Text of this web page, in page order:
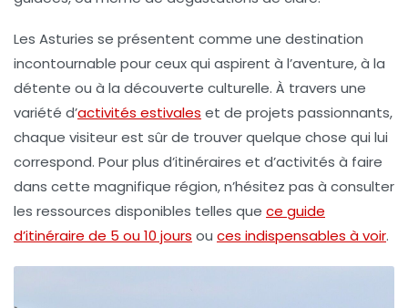
Les Asturies se présentent comme une destination
incontournable pour ceux qui aspirent à l’aventure, à la
détente ou à la découverte culturelle. À travers une
variété d’activités estivales et de projets passionnants,
chaque visiteur est sûr de trouver quelque chose qui lui
correspond. Pour plus d’itinéraires et d’activités à faire
dans cette magnifique région, n’hésitez pas à consulter
les ressources disponibles telles que ce guide
d’itinéraire de 5 ou 10 jours ou ces indispensables à voir.